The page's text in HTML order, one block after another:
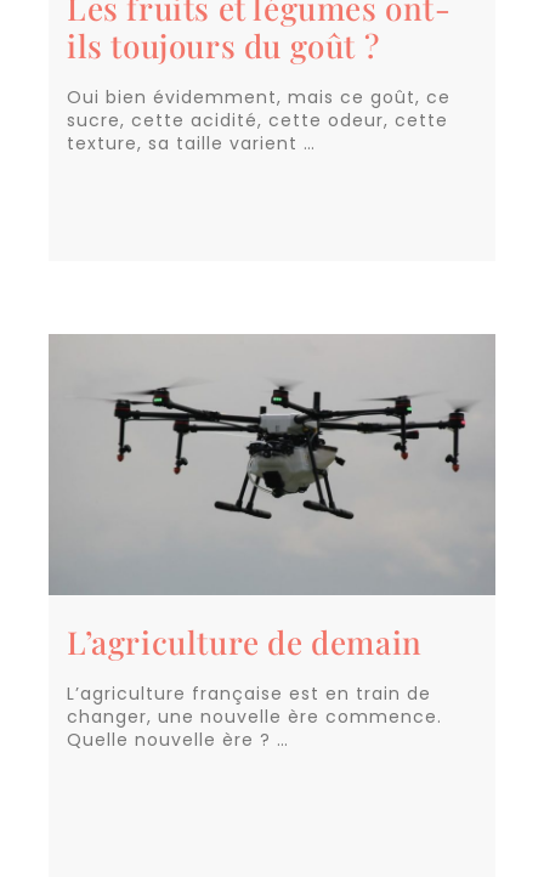
ils toujours du goût ?
Oui bien évidemment, mais ce goût, ce
sucre, cette acidité, cette odeur, cette
texture, sa taille varient …
L’agriculture de demain
L’agriculture française est en train de
changer, une nouvelle ère commence.
Quelle nouvelle ère ? …